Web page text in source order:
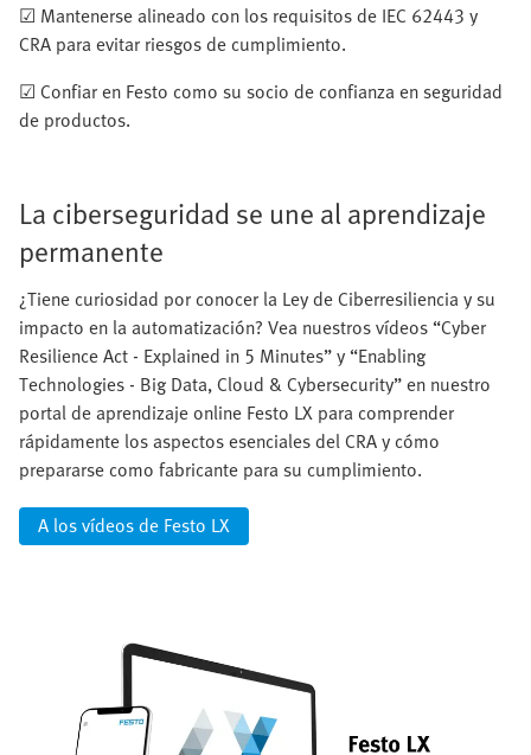
☑ Mantenerse alineado con los requisitos de IEC 62443 y
CRA para evitar riesgos de cumplimiento.
☑ Confiar en Festo como su socio de confianza en seguridad
de productos.
La ciberseguridad se une al aprendizaje
permanente
¿Tiene curiosidad por conocer la Ley de Ciberresiliencia y su
impacto en la automatización? Vea nuestros vídeos “Cyber
Resilience Act - Explained in 5 Minutes” y “Enabling
Technologies - Big Data, Cloud & Cybersecurity” en nuestro
portal de aprendizaje online Festo LX para comprender
rápidamente los aspectos esenciales del CRA y cómo
prepararse como fabricante para su cumplimiento.
A los vídeos de Festo LX